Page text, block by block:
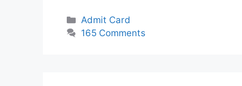
Categories
Admit Card
165 Comments